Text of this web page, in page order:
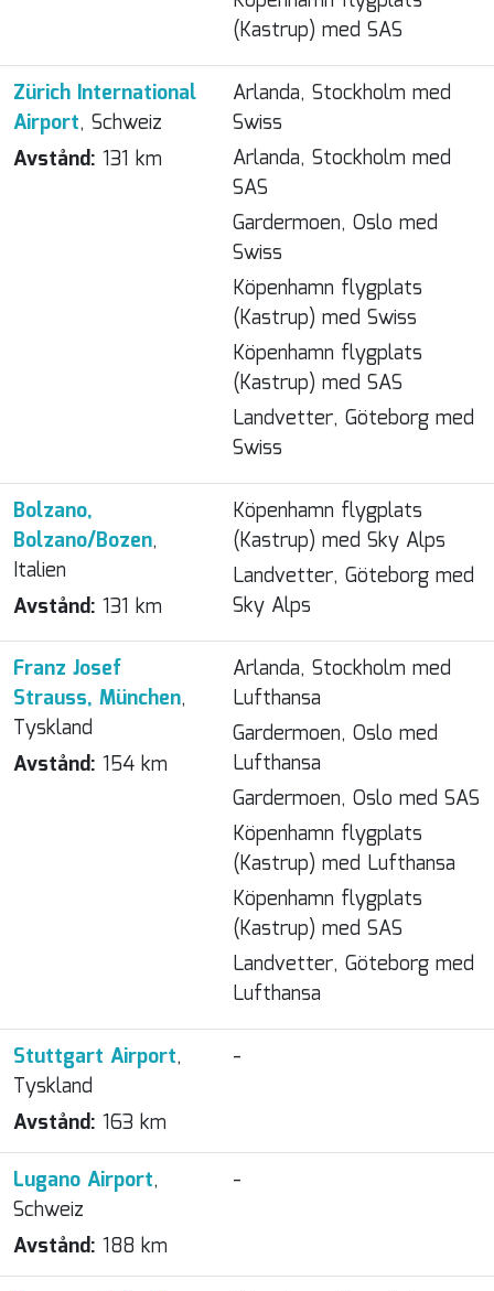
(Kastrup) med SAS
Zürich International
Airport, Schweiz
Avstånd: 131 km
Arlanda, Stockholm med
Swiss
Arlanda, Stockholm med
SAS
Gardermoen, Oslo med
Swiss
Köpenhamn flygplats
(Kastrup) med Swiss
Köpenhamn flygplats
(Kastrup) med SAS
Landvetter, Göteborg med
Swiss
Bolzano,
Bolzano/Bozen,
Italien
Avstånd: 131 km
Köpenhamn flygplats
(Kastrup) med Sky Alps
Landvetter, Göteborg med
Sky Alps
Franz Josef
Strauss, München,
Tyskland
Avstånd: 154 km
Arlanda, Stockholm med
Lufthansa
Gardermoen, Oslo med
Lufthansa
Gardermoen, Oslo med SAS
Köpenhamn flygplats
(Kastrup) med Lufthansa
Köpenhamn flygplats
(Kastrup) med SAS
Landvetter, Göteborg med
Lufthansa
Stuttgart Airport,
Tyskland
Avstånd: 163 km
-
Lugano Airport,
Schweiz
Avstånd: 188 km
-